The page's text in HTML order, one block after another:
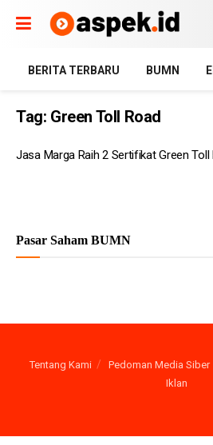
BERITA TERBARU BUMN
Tag: Green Toll Road
Jasa Marga Raih 2 Sertifikat Green
Pasar Saham BUMN
Tentang Kami Pedoman Media Siber
Iklan